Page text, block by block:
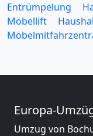
Entrümpelung
Möbellift
Europa-
Umzug von